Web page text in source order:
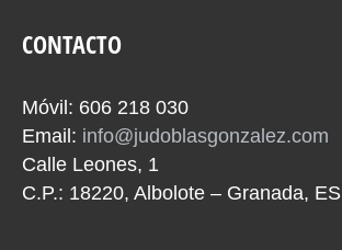
CONTACTO
Móvil: 606 218 030
Email: info@judoblasgonzalez.com
Calle Leones, 1
C.P.: 18220, Albolote – Granada, ES